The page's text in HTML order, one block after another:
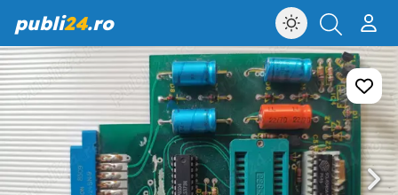
publi24.ro